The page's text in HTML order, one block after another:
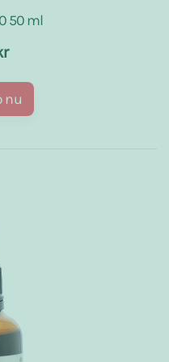
50 ml
nu